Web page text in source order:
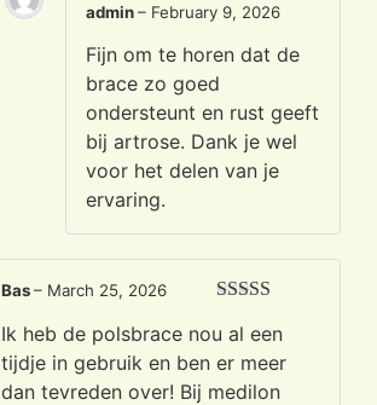
admin– February 9, 2026
Fijn om te horen dat de
brace zo goed
ondersteunt en rust geeft
bij artrose. Dank je wel
voor het delen van je
ervaring.
of 5
Bas– March 25, 2026
Ik heb de polsbrace nou al een
tijdje in gebruik en ben er meer
dan tevreden over! Bij medilon